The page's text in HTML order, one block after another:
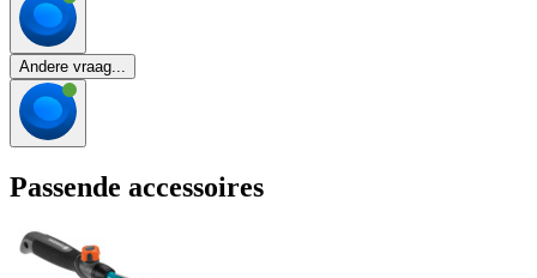
Andere vraag...
Passende accessoires